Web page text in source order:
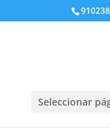
Seleccionar